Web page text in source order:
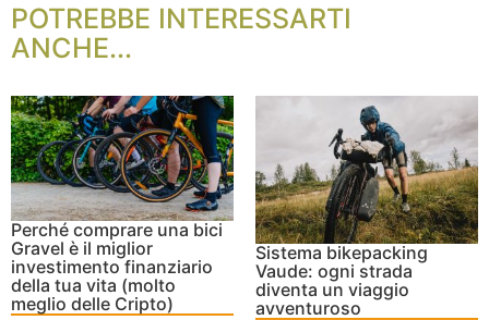
POTREBBE INTERESSARTI
ANCHE...
Perché comprare una bici
Gravel è il miglior
investimento finanziario
della tua vita (molto
meglio delle Cripto)
Sistema bikepacking
Vaude: ogni strada
diventa un viaggio
avventuroso